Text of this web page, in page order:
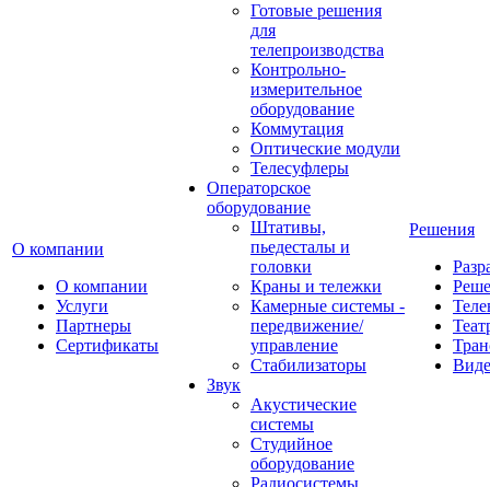
О компании
О компании
Услуги
Партнеры
Сертификаты
Готовые решения
для
телепроизводства
Контрольно-
измерительное
оборудование
Коммутация
Оптические модули
Телесуфлеры
Операторское
оборудование
Штативы,
пьедесталы и
головки
Краны и тележки
Камерные системы -
передвижение/
управление
Стабилизаторы
Звук
Акустические
системы
Студийное
оборудование
Радиосистемы
Решения